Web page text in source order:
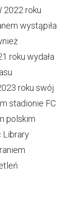
2022 roku
wystąpiła
roku wydała
roku swój
stadionie FC
polskim
Library